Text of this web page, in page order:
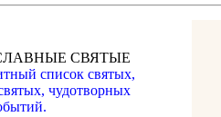
СВЯТЫЕ
список святых,
чудотворных